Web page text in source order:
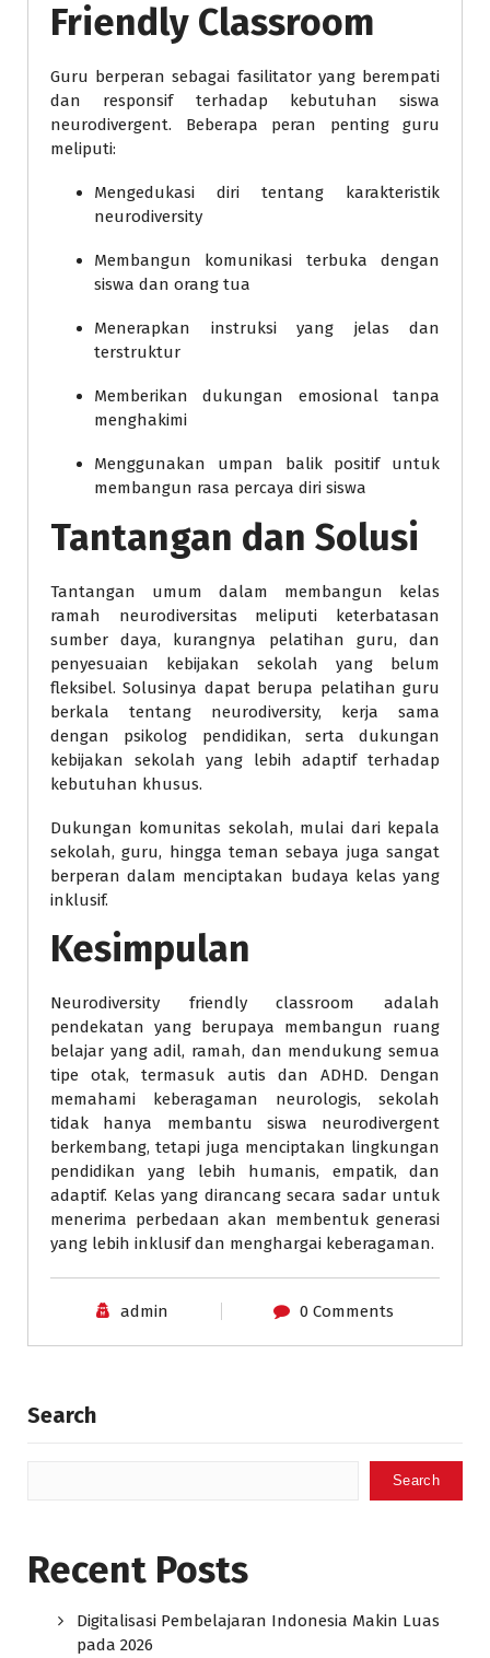
Friendly Classroom
Guru berperan sebagai fasilitator yang berempati
dan responsif terhadap kebutuhan siswa
neurodivergent. Beberapa peran penting guru
meliputi:
Mengedukasi diri tentang karakteristik
neurodiversity
Membangun komunikasi terbuka dengan
siswa dan orang tua
Menerapkan instruksi yang jelas dan
terstruktur
Memberikan dukungan emosional tanpa
menghakimi
Menggunakan umpan balik positif untuk
membangun rasa percaya diri siswa
Tantangan dan Solusi
Tantangan umum dalam membangun kelas
ramah neurodiversitas meliputi keterbatasan
sumber daya, kurangnya pelatihan guru, dan
penyesuaian kebijakan sekolah yang belum
fleksibel. Solusinya dapat berupa pelatihan guru
berkala tentang neurodiversity, kerja sama
dengan psikolog pendidikan, serta dukungan
kebijakan sekolah yang lebih adaptif terhadap
kebutuhan khusus.
Dukungan komunitas sekolah, mulai dari kepala
sekolah, guru, hingga teman sebaya juga sangat
berperan dalam menciptakan budaya kelas yang
inklusif.
Kesimpulan
Neurodiversity friendly classroom adalah
pendekatan yang berupaya membangun ruang
belajar yang adil, ramah, dan mendukung semua
tipe otak, termasuk autis dan ADHD. Dengan
memahami keberagaman neurologis, sekolah
tidak hanya membantu siswa neurodivergent
berkembang, tetapi juga menciptakan lingkungan
pendidikan yang lebih humanis, empatik, dan
adaptif. Kelas yang dirancang secara sadar untuk
menerima perbedaan akan membentuk generasi
yang lebih inklusif dan menghargai keberagaman.
admin 0 Comments
Search
Search
Recent Posts
Digitalisasi Pembelajaran Indonesia Makin Luas
pada 2026